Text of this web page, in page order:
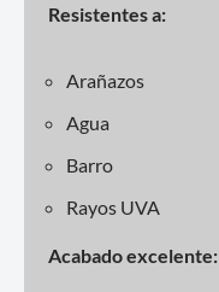
Resistentes a:
Arañazos
Agua
Barro
Rayos UVA
Acabado excelente: